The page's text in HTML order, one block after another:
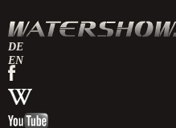
DE
EN
watershow
auf
facebook
watershow
bei
wikipedia
watershow